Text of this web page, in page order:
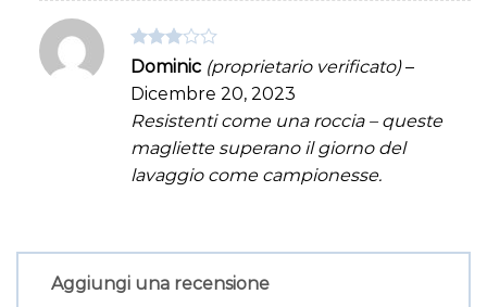
Valutato
Dominic (proprietario verificato) –
Dicembre 20, 2023
Resistenti come una roccia – queste
magliette superano il giorno del
lavaggio come campionesse.
Aggiungi una recensione